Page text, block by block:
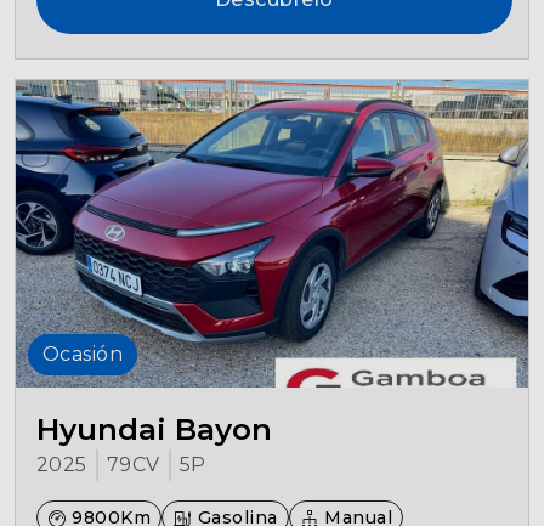
Ocasión
Hyundai Bayon
2025 79CV 5P
9800Km Gasolina Manual